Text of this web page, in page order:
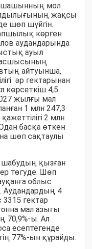
шашынның мол
жақсы
шөп шүйгін.
көрген
аудандарында
ауыл
айтуынша,
әр гектарынан
көрсеткіш 4,5
жылғы мал
1 млн 247,3
2 млн
басқа өткен
шөп сақтаулы
шабудың қызған
төгуде. Шөп
облыс
Аудандардың 4
гектар
мал азығы
70,9%-ы. Ал
есептегенде
77%-ын құрайды.